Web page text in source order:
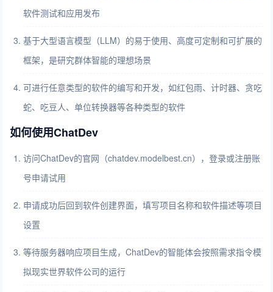
软件测试和应用发布
基于大型语言模型（LLM）的易于使用、高度可定制和可扩展的
框架，是研究群体智能的理想场景
可进行任意类型的软件的编写和开发，如红包雨、计时器、贪吃
蛇、吃豆人、单位转换器等各种类型的软件
如何使用ChatDev
访问ChatDev的官网（chatdev.modelbest.cn），登录或注册账
号申请试用
申请成功后回到软件创建界面，填写项目名称和软件描述等项目
设置
等待服务器响应项目生成，ChatDev的智能体会按照需求指令模
拟现实世界软件公司的运行